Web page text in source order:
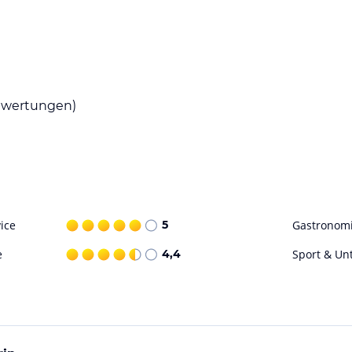
und Ausflüge. Das GC Goldegg ist 27
bietet auch zahlreiche Wander- und
Salzburg ist 71 km von der Pension Susi
Gewähr. Bitte lies vor der Buchung die
5
4,4 Sport &